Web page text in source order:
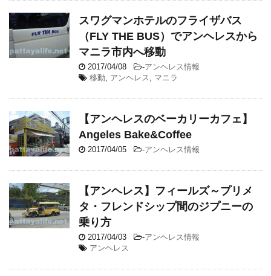
スワグマンホテルのフライザバス
（FLY THE BUS）でアンヘレスから
マニラ市内へ移動
2017/04/08 -アンヘレス情報
移動
アンヘレス マニラ
【アンヘレスのベーカリーカフェ】
Angeles Bake&Coffee
2017/04/05 -アンヘレス情報
【アンヘレス】フィールズ～プリメ
タ・フレンドシップ間のジプニーの
乗り方
2017/04/03 -アンヘレス情報
アンヘレス